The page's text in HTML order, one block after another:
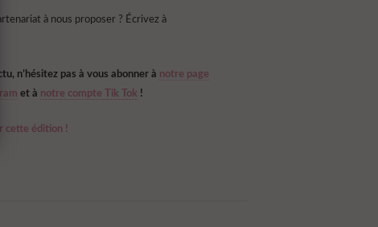
à nous proposer ? Écrivez à
n’hésitez pas à vous abonner à notre page
et à notre compte Tik Tok !
cette édition !